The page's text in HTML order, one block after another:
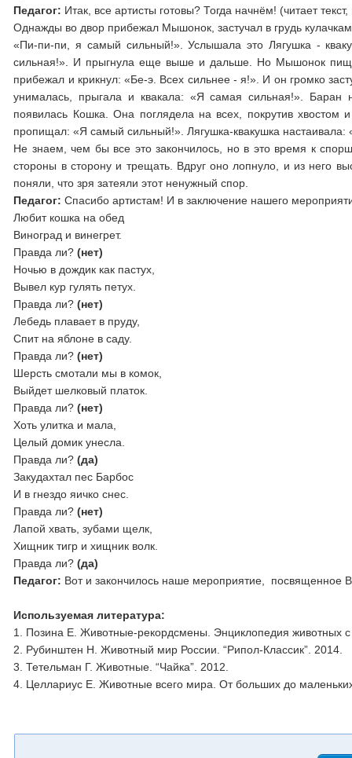
Педагог: Итак, все артисты готовы? Тогда начнём! (читает
Однажды во двор прибежал Мышонок, застучал в грудь
«Пи-пи-пи, я самый сильный!». Услышала это Лягушка -
сильная!». И прыгнула еще выше и дальше. Но Мышонок
прибежал и крикнул: «Бе-э. Всех сильнее - я!». И он громко
унималась, прыгала и квакала: «Я самая сильная!». Баран
появилась Кошка. Она поглядела на всех, покрутив
пропищал: «Я самый сильный!». Лягушка-квакушка
Не знаем, чем бы все это закончилось, но в это время к
стороны в сторону и трещать. Вдруг оно лопнуло, и из него
поняли, что зря затеяли этот ненужный спор.
Педагог: Спасибо артистам! И в заключение нашего
Любит кошка на обед
Виноград и винегрет.
Правда ли?(нет)
Ночью в дождик как пастух,
Вывел кур гулять петух.
Правда ли? (нет)
Лебедь плавает в пруду,
Спит на яблоне в саду.
Правда ли?(нет)
Шерсть смотали мы в комок,
Выйдет шелковый платок.
Правда ли?(нет)
Хоть улитка и мала,
Целый домик унесла.
Правда ли?(да)
Закудахтал пес Барбос
И в гнездо яичко снес.
Правда ли?(нет)
Лапой хвать, зубами щелк,
Хищник тигр и хищник волк.
Правда ли?(да)
Педагог: Вот и закончилось наше мероприятие,
Используемая литература:
1. Позина Е. Животные-рекордсмены. Энциклопедия животных с
2. Рубинштен Н. Животный мир России. “Рипол-Классик”. 2014.
3. Тетельман Г. Животные. “Чайка”. 2012.
4. Целлариус Е. Животные всего мира. От больших до